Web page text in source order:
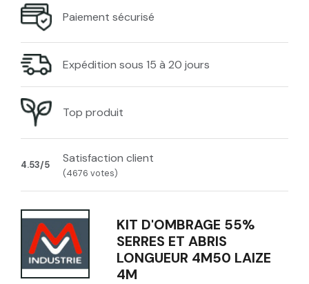
Paiement sécurisé
Expédition sous 15 à 20 jours
Top produit
4.53/5 Satisfaction client
(4676 votes)
KIT D'OMBRAGE 55%
SERRES ET ABRIS
LONGUEUR 4M50 LAIZE
4M